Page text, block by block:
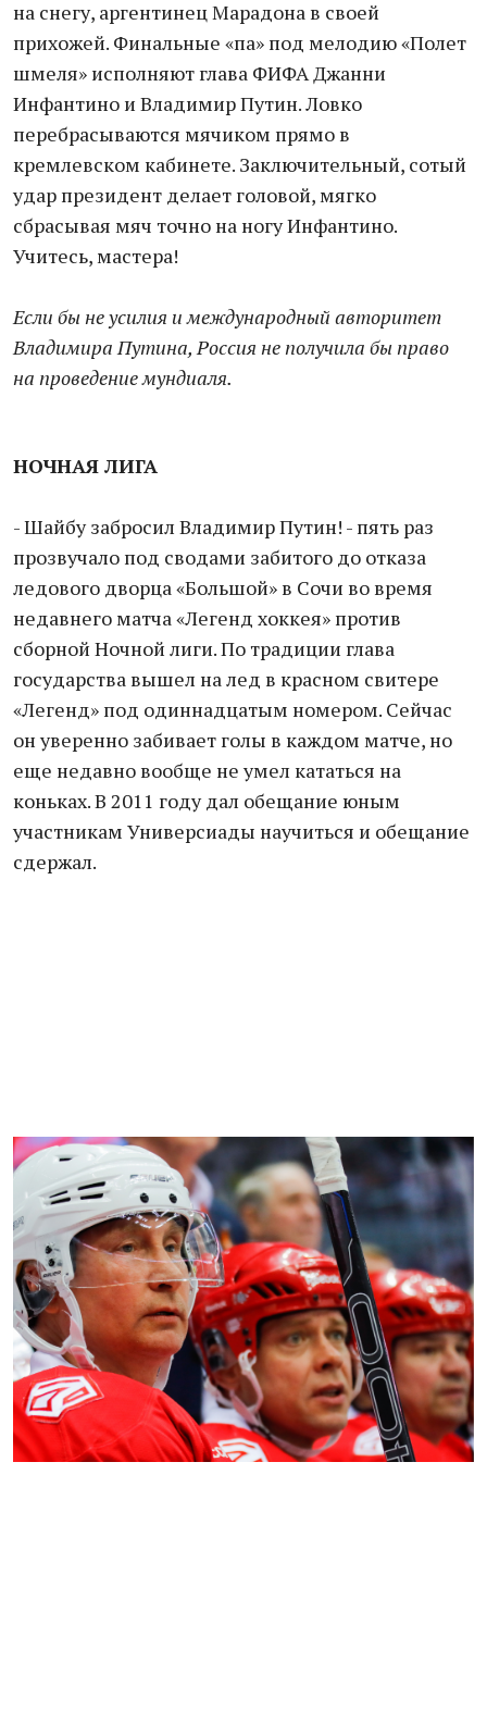
на снегу, аргентинец Марадона в своей
прихожей. Финальные «па» под мелодию «Полет
шмеля» исполняют глава ФИФА Джанни
Инфантино и Владимир Путин. Ловко
перебрасываются мячиком прямо в
кремлевском кабинете. Заключительный, сотый
удар президент делает головой, мягко
сбрасывая мяч точно на ногу Инфантино.
Учитесь, мастера!
Если бы не усилия и международный авторитет
Владимира Путина, Россия не получила бы право
на проведение мундиаля.
НОЧНАЯ ЛИГА
- Шайбу забросил Владимир Путин! - пять раз
прозвучало под сводами забитого до отказа
ледового дворца «Большой» в Сочи во время
недавнего матча «Легенд хоккея» против
сборной Ночной лиги. По традиции глава
государства вышел на лед в красном свитере
«Легенд» под одиннадцатым номером. Сейчас
он уверенно забивает голы в каждом матче, но
еще недавно вообще не умел кататься на
коньках. В 2011 году дал обещание юным
участникам Универсиады научиться и обещание
сдержал.